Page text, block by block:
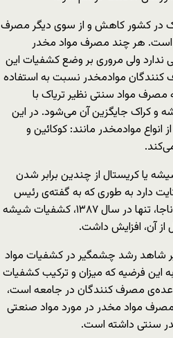
در کشور کاهش و از سوی دیگر مصرف
است. هر چند مصرف مواد مخدر
ولی مروری بر وضع کشفیات این
کنندگان موادمخدر نسبت به استفاده
مصرف مواد سنتی نظیر تریاک با
کراک جایگزین آن می‌شود. در این
انواع موادمخدر مانند: کوکائین و
یا کریستال از چندین برابر شدن
دارد به طوری که به گفته‌ی رئیس
وقت پلیس مبارزه با مواد مخدر ناجا، تنها در سال ۱۳۸۷، کشفیات شیشه
شاهد رشد چشمگیر در کشفیات مواد
این فرضیه که میزان و ترکیب کشفیات
عده‌ی مصرف کنندگان در جامعه است،
مواد مخدر در مورد مواد صنعتی
سنتی داشته است.